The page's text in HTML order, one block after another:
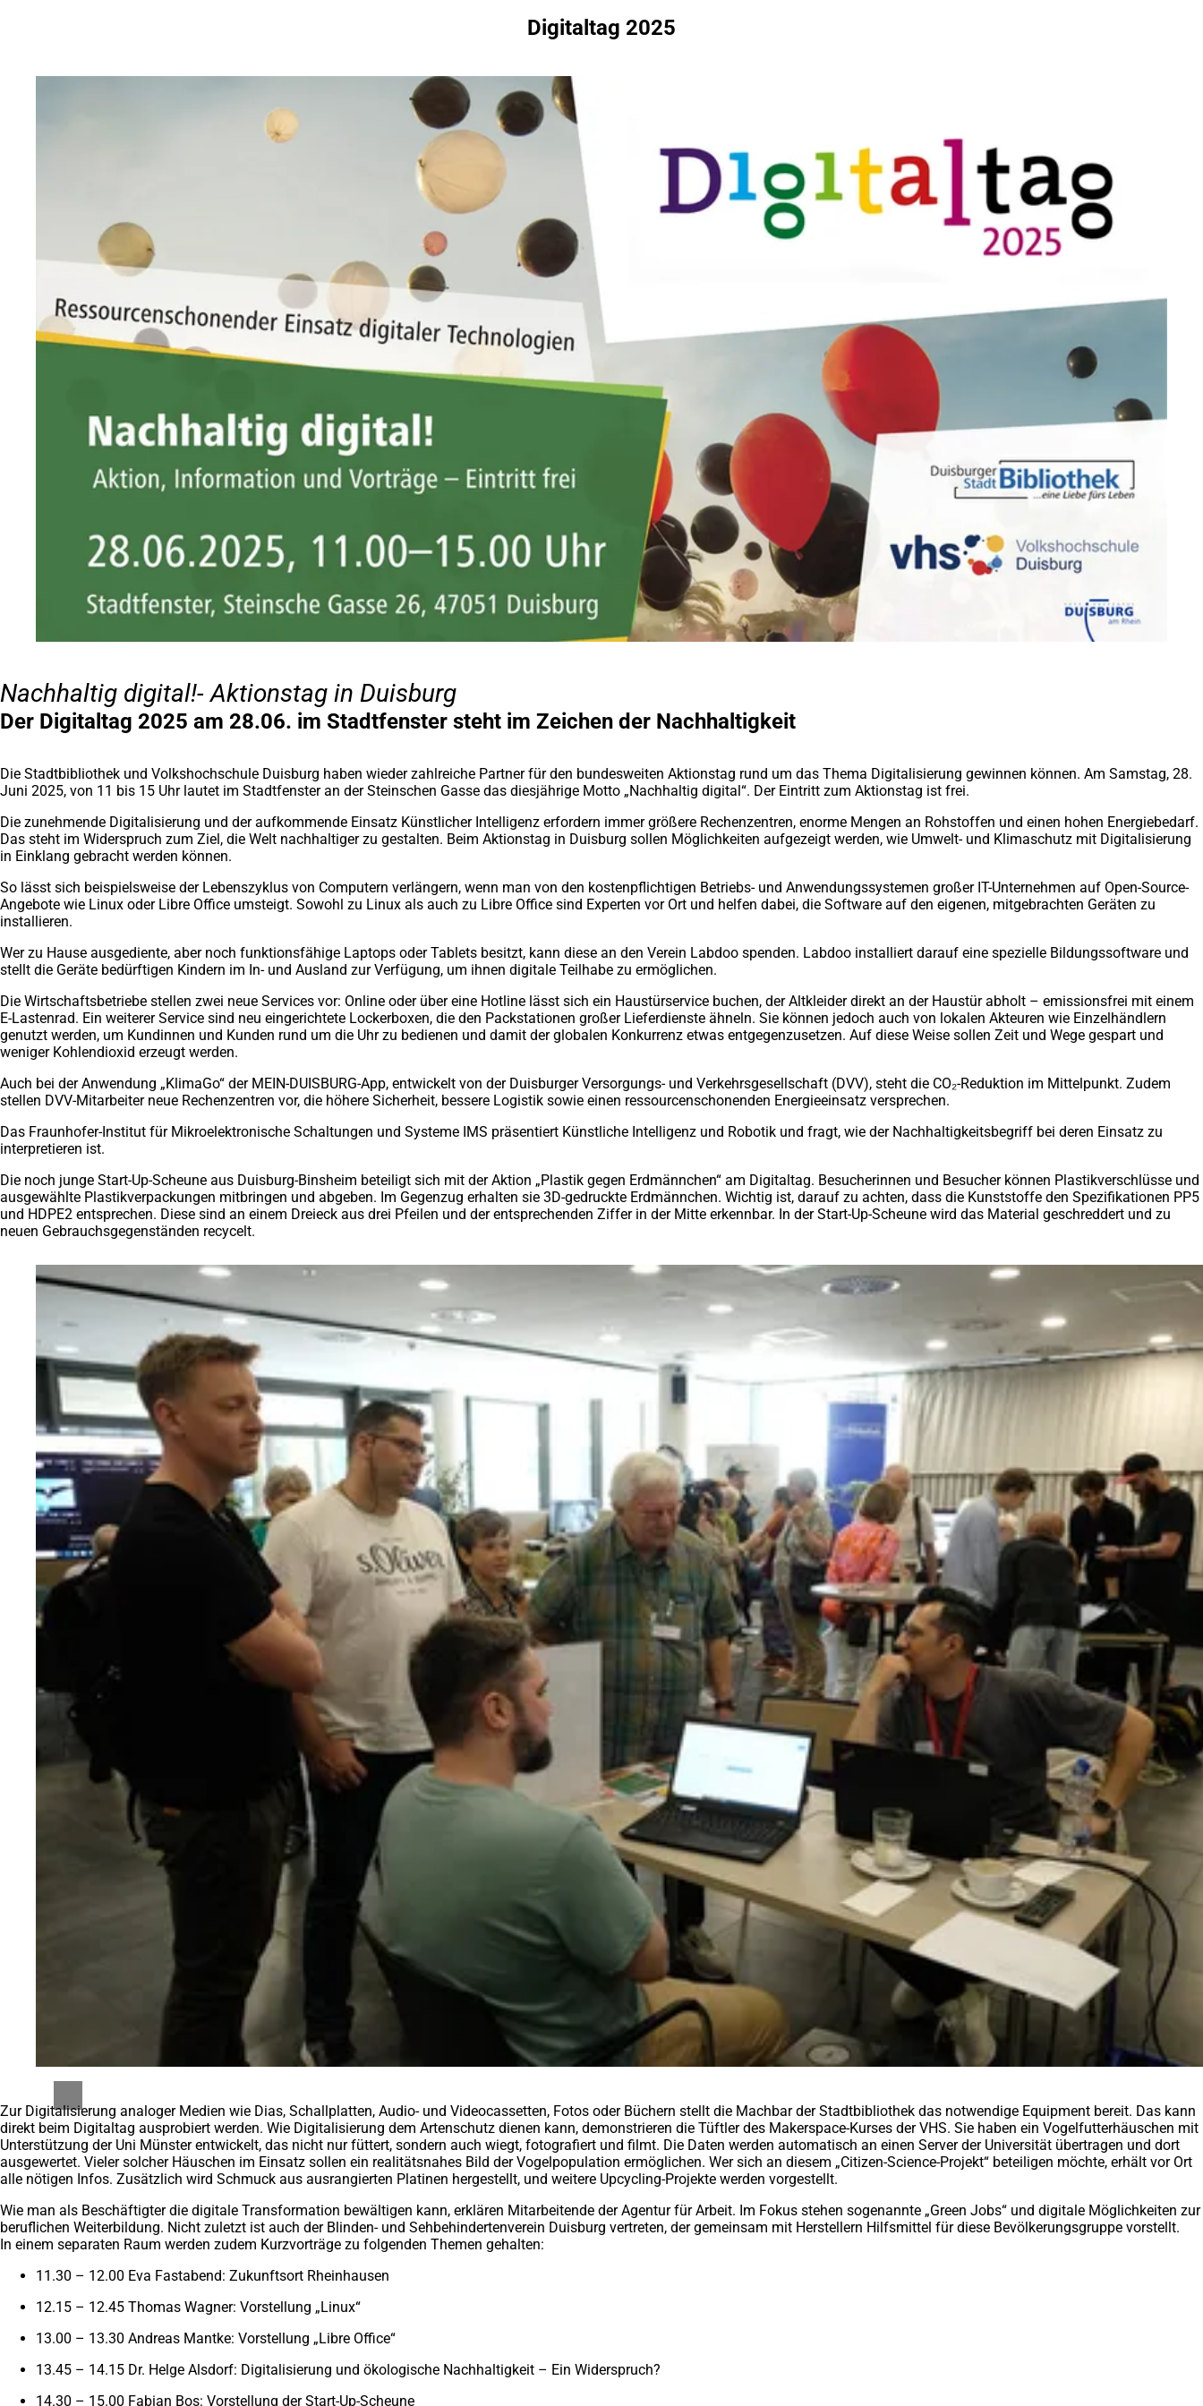
Digitaltag 2025
Nachhaltig digital!- Aktionstag in Duisburg
Der Digitaltag 2025 am 28.06. im Stadtfenster steht im Zeichen der Nachhaltigkeit
Die Stadtbibliothek und Volkshochschule Duisburg haben wieder zahlreiche Partner für den bundesweiten Aktionstag rund um das Thema Digitalisierung gewinnen können. Am Samstag, 28.
Juni 2025, von 11 bis 15 Uhr lautet im Stadtfenster an der Steinschen Gasse das diesjährige Motto „Nachhaltig digital“. Der Eintritt zum Aktionstag ist frei.
Die zunehmende Digitalisierung und der aufkommende Einsatz Künstlicher Intelligenz erfordern immer größere Rechenzentren, enorme Mengen an Rohstoffen und einen hohen Energiebedarf.
Das steht im Widerspruch zum Ziel, die Welt nachhaltiger zu gestalten. Beim Aktionstag in Duisburg sollen Möglichkeiten aufgezeigt werden, wie Umwelt- und Klimaschutz mit Digitalisierung
in Einklang gebracht werden können.
So lässt sich beispielsweise der Lebenszyklus von Computern verlängern, wenn man von den kostenpflichtigen Betriebs- und Anwendungssystemen großer IT-Unternehmen auf Open-Source-
Angebote wie Linux oder Libre Office umsteigt. Sowohl zu Linux als auch zu Libre Office sind Experten vor Ort und helfen dabei, die Software auf den eigenen, mitgebrachten Geräten zu
installieren.
Wer zu Hause ausgediente, aber noch funktionsfähige Laptops oder Tablets besitzt, kann diese an den Verein Labdoo spenden. Labdoo installiert darauf eine spezielle Bildungssoftware und
stellt die Geräte bedürftigen Kindern im In- und Ausland zur Verfügung, um ihnen digitale Teilhabe zu ermöglichen.
Die Wirtschaftsbetriebe stellen zwei neue Services vor: Online oder über eine Hotline lässt sich ein Haustürservice buchen, der Altkleider direkt an der Haustür abholt – emissionsfrei mit einem
E-Lastenrad. Ein weiterer Service sind neu eingerichtete Lockerboxen, die den Packstationen großer Lieferdienste ähneln. Sie können jedoch auch von lokalen Akteuren wie Einzelhändlern
genutzt werden, um Kundinnen und Kunden rund um die Uhr zu bedienen und damit der globalen Konkurrenz etwas entgegenzusetzen. Auf diese Weise sollen Zeit und Wege gespart und
weniger Kohlendioxid erzeugt werden.
Auch bei der Anwendung „KlimaGo“ der MEIN-DUISBURG-App, entwickelt von der Duisburger Versorgungs- und Verkehrsgesellschaft (DVV), steht die CO₂-Reduktion im Mittelpunkt. Zudem
stellen DVV-Mitarbeiter neue Rechenzentren vor, die höhere Sicherheit, bessere Logistik sowie einen ressourcenschonenden Energieeinsatz versprechen.
Das Fraunhofer-Institut für Mikroelektronische Schaltungen und Systeme IMS präsentiert Künstliche Intelligenz und Robotik und fragt, wie der Nachhaltigkeitsbegriff bei deren Einsatz zu
interpretieren ist.
Die noch junge Start-Up-Scheune aus Duisburg-Binsheim beteiligt sich mit der Aktion „Plastik gegen Erdmännchen“ am Digitaltag. Besucherinnen und Besucher können Plastikverschlüsse und
ausgewählte Plastikverpackungen mitbringen und abgeben. Im Gegenzug erhalten sie 3D-gedruckte Erdmännchen. Wichtig ist, darauf zu achten, dass die Kunststoffe den Spezifikationen PP5
und HDPE2 entsprechen. Diese sind an einem Dreieck aus drei Pfeilen und der entsprechenden Ziffer in der Mitte erkennbar. In der Start-Up-Scheune wird das Material geschreddert und zu
neuen Gebrauchsgegenständen recycelt.
Zur Digitalisierung analoger Medien wie Dias, Schallplatten, Audio- und Videocassetten, Fotos oder Büchern stellt die Machbar der Stadtbibliothek das notwendige Equipment bereit. Das kann
direkt beim Digitaltag ausprobiert werden. Wie Digitalisierung dem Artenschutz dienen kann, demonstrieren die Tüftler des Makerspace-Kurses der VHS. Sie haben ein Vogelfutterhäuschen mit
Unterstützung der Uni Münster entwickelt, das nicht nur füttert, sondern auch wiegt, fotografiert und filmt. Die Daten werden automatisch an einen Server der Universität übertragen und dort
ausgewertet. Vieler solcher Häuschen im Einsatz sollen ein realitätsnahes Bild der Vogelpopulation ermöglichen. Wer sich an diesem „Citizen-Science-Projekt“ beteiligen möchte, erhält vor Ort
alle nötigen Infos. Zusätzlich wird Schmuck aus ausrangierten Platinen hergestellt, und weitere Upcycling-Projekte werden vorgestellt.
Wie man als Beschäftigter die digitale Transformation bewältigen kann, erklären Mitarbeitende der Agentur für Arbeit. Im Fokus stehen sogenannte „Green Jobs“ und digitale Möglichkeiten zur
beruflichen Weiterbildung. Nicht zuletzt ist auch der Blinden- und Sehbehindertenverein Duisburg vertreten, der gemeinsam mit Herstellern Hilfsmittel für diese Bevölkerungsgruppe vorstellt.
In einem separaten Raum werden zudem Kurzvorträge zu folgenden Themen gehalten:
11.30 – 12.00 Eva Fastabend: Zukunftsort Rheinhausen
12.15 – 12.45 Thomas Wagner: Vorstellung „Linux“
13.00 – 13.30 Andreas Mantke: Vorstellung „Libre Office“
13.45 – 14.15 Dr. Helge Alsdorf: Digitalisierung und ökologische Nachhaltigkeit – Ein Widerspruch?
14.30 – 15.00 Fabian Bos: Vorstellung der Start-Up-Scheune